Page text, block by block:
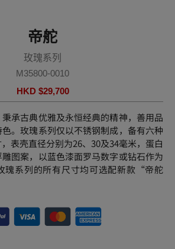
帝舵
玫瑰系列
M35800-0010
HKD $29,700
承古典优雅及永恒经典的精神，善用品
。玫瑰系列仅以不锈钢制成，备有六种
表壳直径分别为26、30及34毫米，蛋白
图案，以蓝色漆面罗马数字或钻石作为
瑰系列的所有尺寸均可选配新款“帝舵